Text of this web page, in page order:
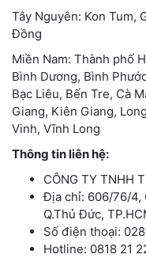
Tây Nguyên: Kon Tum,
Đồng
Miền Nam: Thành phố
Bình Dương, Bình
Bạc Liêu, Bến Tre, Cà
Giang, Kiên Giang,
Vinh, Vĩnh Long
Thông tin liên hệ:
CÔNG TY TNHH
Địa chỉ: 606/76/4,
Q.Thủ Đức,
Số điện thoại:
Hotline: 0818 21